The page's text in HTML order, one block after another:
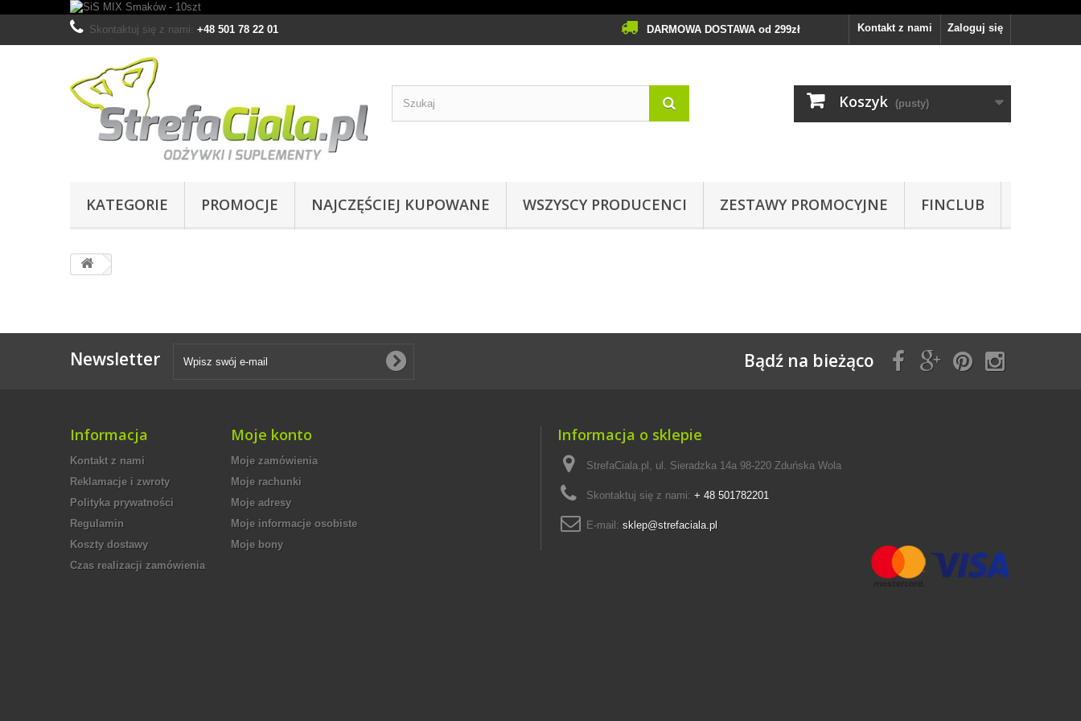
Zaloguj się
Kontakt z nami
Skontaktuj się z nami: +48 501 78 22 01 DARMOWA DOSTAWA od 299zł
Koszyk (pusty)
KATEGORIE PROMOCJE NAJCZĘŚCIEJ KUPOWANE WSZYSCY PRODUCENCI ZESTAWY PROMOCYJNE FINCLUB
Newsletter Bądź na bieżąco
Informacja
Kontakt z nami
Reklamacje i zwroty
Polityka prywatności
Regulamin
Koszty dostawy
Czas realizacji zamówienia
Moje konto
Moje zamówienia
Moje rachunki
Moje adresy
Moje informacje osobiste
Moje bony
Informacja o sklepie
StrefaCiala.pl, ul. Sieradzka 14a 98-220 Zduńska Wola
Skontaktuj się z nami: + 48 501782201
E-mail: sklep@strefaciala.pl